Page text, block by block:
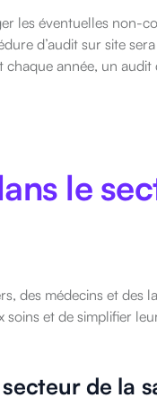
les éventuelles non-
d’audit sur site
chaque année, un
le
des médecins et des
soins et de simplifier
de la